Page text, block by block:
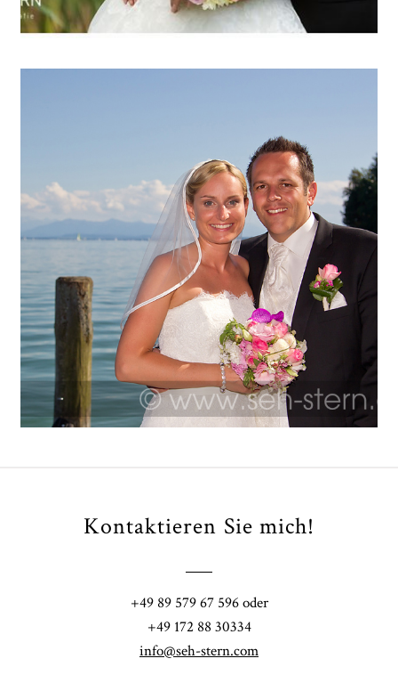
Hochzeit von Nicola & Michael
im La Villa / Starnberg
ARTIKEL ÖFFNEN
Kontaktieren Sie mich!
+49 89 579 67 596 oder
+49 172 88 30334
info@seh-stern.com